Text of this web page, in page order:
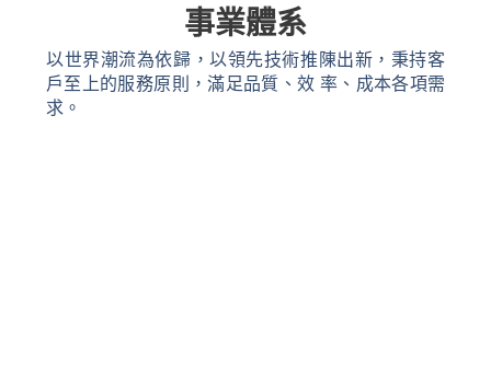
事業體系
以世界潮流為依歸，以領先技術推陳出新，秉持客
戶至上的服務原則，滿足品質、效 率、成本各項需
求。